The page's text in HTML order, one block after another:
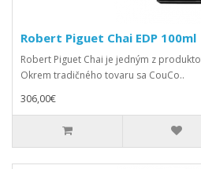
Robert Piguet Chai EDP 100ml
Robert Piguet Chai je jedným z
Okrem tradičného tovaru sa CouCo..
306,00€